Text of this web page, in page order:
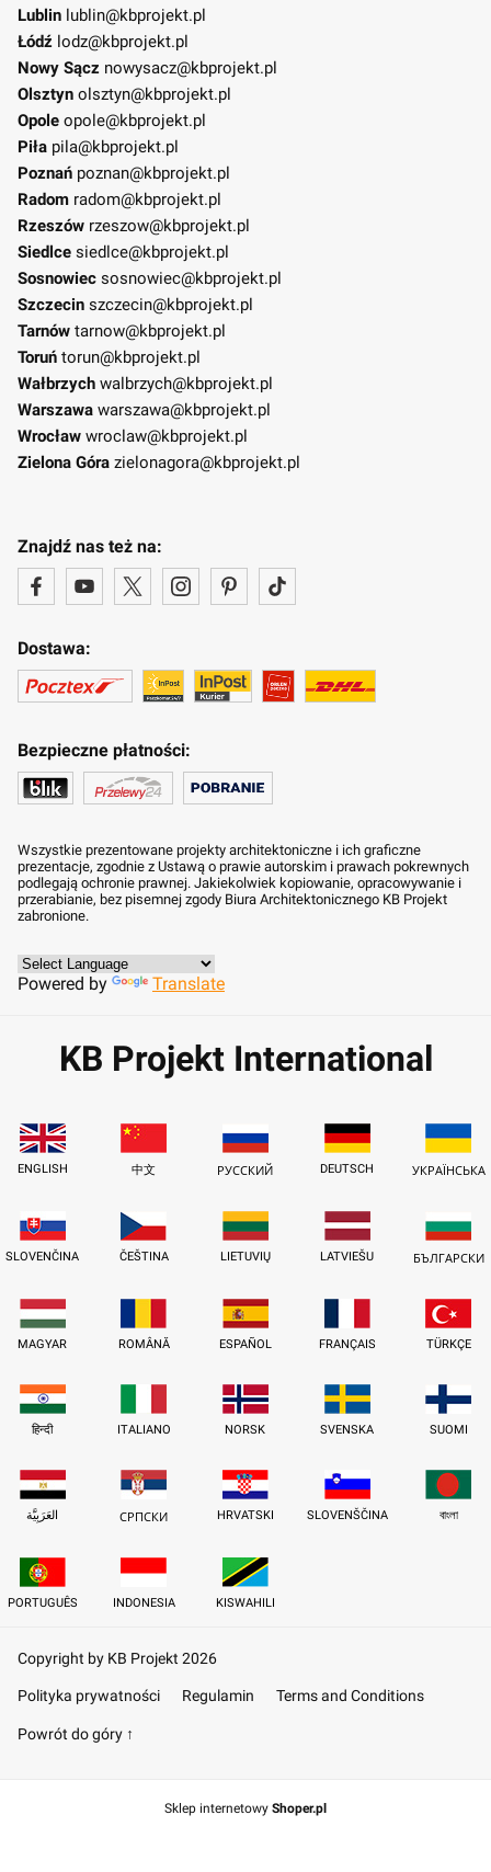
Lublin lublin@kbprojekt.pl
Łódź lodz@kbprojekt.pl
Nowy Sącz nowysacz@kbprojekt.pl
Olsztyn olsztyn@kbprojekt.pl
Opole opole@kbprojekt.pl
Piła pila@kbprojekt.pl
Poznań poznan@kbprojekt.pl
Radom radom@kbprojekt.pl
Rzeszów rzeszow@kbprojekt.pl
Siedlce siedlce@kbprojekt.pl
Sosnowiec sosnowiec@kbprojekt.pl
Szczecin szczecin@kbprojekt.pl
Tarnów tarnow@kbprojekt.pl
Toruń torun@kbprojekt.pl
Wałbrzych walbrzych@kbprojekt.pl
Warszawa warszawa@kbprojekt.pl
Wrocław wroclaw@kbprojekt.pl
Zielona Góra zielonagora@kbprojekt.pl
Znajdź nas też na:
Dostawa:
Bezpieczne płatności:
Wszystkie prezentowane projekty architektoniczne i ich graficzne
prezentacje, zgodnie z Ustawą o prawie autorskim i prawach pokrewnych
podlegają ochronie prawnej. Jakiekolwiek kopiowanie, opracowywanie i
przerabianie, bez pisemnej zgody Biura Architektonicznego KB Projekt
zabronione.
Powered by Translate
KB Projekt International
ENGLISH 中文 РУССКИЙ DEUTSCH УКРАЇНСЬКА
SLOVENČINA ČEŠTINA LIETUVIŲ LATVIEŠU БЪЛГАРСКИ
MAGYAR ROMÂNĂ ESPAÑOL FRANÇAIS TÜRKÇE
हिन्दी ITALIANO NORSK SVENSKA SUOMI
العَرَبِيَّة СРПСКИ HRVATSKI SLOVENŠČINA বাংলা
PORTUGUÊS INDONESIA KISWAHILI
Copyright by KB Projekt 2026
Polityka prywatności Regulamin Terms and Conditions
Powrót do góry ↑
Sklep internetowy Shoper.pl